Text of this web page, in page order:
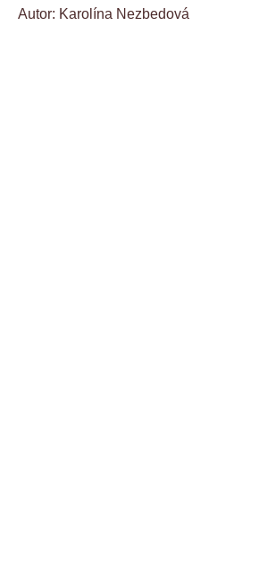
Autor: Karolína Nezbedová